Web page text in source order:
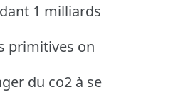
1 milliards
primitives on
du co2 à se